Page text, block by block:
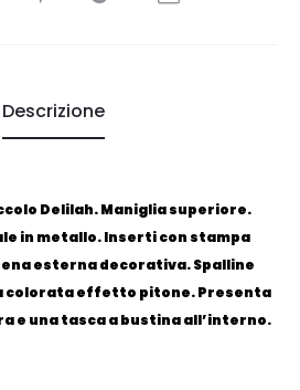
Descrizione
Delilah. Maniglia superiore.
in metallo. Inserti con stampa
esterna decorativa. Spalline
colorata effetto pitone. Presenta
e una tasca a bustina all’interno.